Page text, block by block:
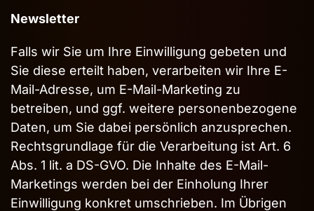
Newsletter
Falls wir Sie um Ihre Einwilligung gebeten und
Sie diese erteilt haben, verarbeiten wir Ihre E-
Mail-Adresse, um E-Mail-Marketing zu
betreiben, und ggf. weitere personenbezogene
Daten, um Sie dabei persönlich anzusprechen.
Rechtsgrundlage für die Verarbeitung ist Art. 6
Abs. 1 lit. a DS-GVO. Die Inhalte des E-Mail-
Marketings werden bei der Einholung Ihrer
Einwilligung konkret umschrieben. Im Übrigen